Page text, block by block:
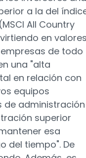
a la del
All Country
en
de todo
una "alta
en relación con
equipos
de administración
superior
esa
del tiempo". De